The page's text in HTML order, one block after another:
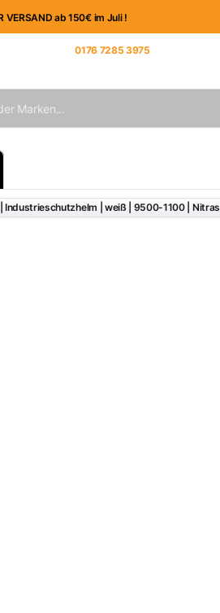
VERSAND ab 150€ im Juli !
Kundenhotline:0176 7285 3975
| Industrieschutzhelm | weiß | 9500-1100 | Nitras